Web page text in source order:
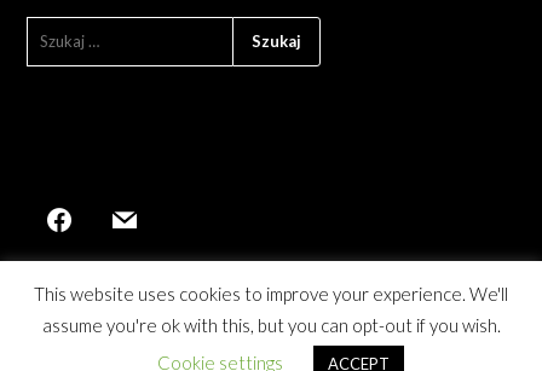
©2026 Wolsung: Magia Wieku Pary| Powered by
This website uses cookies to improve your experience. We'll
assume you're ok with this, but you can opt-out if you wish.
Cookie settings
ACCEPT